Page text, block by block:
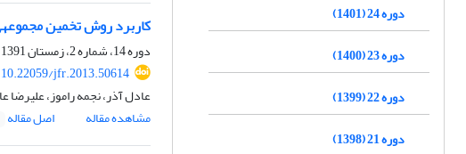
کاربرد روش تخمین مجموعه‎ی غیر مرجح در انتخاب پرتفوی بهینه (مطالعه‎ی موردی: بورس اوراق بهادار تهران)
دوره 14، شماره 2، زمستان 1391، صفحه
10.22059/jfr.2013.50614
عادل آذر، نجمه راموز،
مشاهده مقاله
اصل مقاله
دوره 24 (1401)
دوره 23 (1400)
دوره 22 (1399)
دوره 21 (1398)